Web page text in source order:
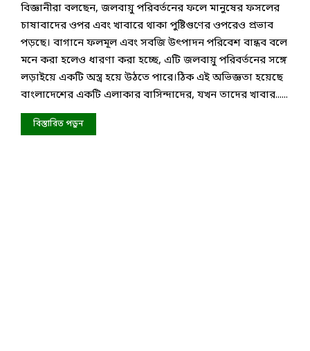
বিজ্ঞানীরা বলছেন, জলবায়ু পরিবর্তনের ফলে মানুষের ফসলের
চাষাবাদের ওপর এবং খাবারে থাকা পুষ্টিগুণের ওপরেও প্রভাব
পড়ছে। বাগানে ফলমূল এবং সবজি উৎপাদন পরিবেশ বান্ধব বলে
মনে করা হলেও ধারণা করা হচ্ছে, এটি জলবায়ু পরিবর্তনের সঙ্গে
লড়াইয়ে একটি অস্ত্র হয়ে উঠতে পারে।ঠিক এই অভিজ্ঞতা হয়েছে
বাংলাদেশের একটি এলাকার বাসিন্দাদের, যখন তাদের খাবার......
বিস্তারিত পড়ুন